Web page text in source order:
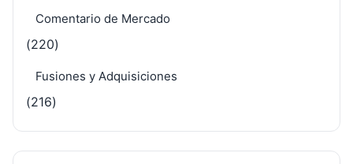
Comentario de Mercado
(220)
Fusiones y Adquisiciones
(216)